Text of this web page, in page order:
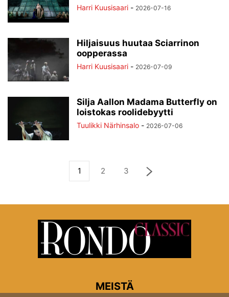
Harri Kuusisaari - 2026-07-16
Hiljaisuus huutaa Sciarrinon
oopperassa
Harri Kuusisaari - 2026-07-09
Silja Aallon Madama Butterfly on
loistokas roolidebyytti
Tuulikki Närhinsalo - 2026-07-06
1 2 3
MEISTÄ